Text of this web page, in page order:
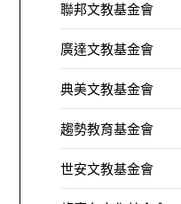
聯邦文教基金會
廣達文教基金會
典美文教基金會
趨勢教育基金會
世安文教基金會